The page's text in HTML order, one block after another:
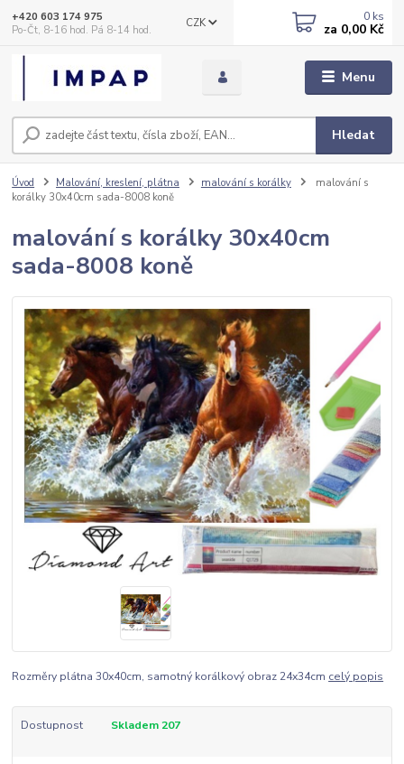
Menu
CZK
Hledat
+420 603 174 975
Po-Čt, 8-16 hod. Pá 8-14 hod.
0 ks
za 0,00 Kč
Úvod Malování, kreslení, plátna malování s korálky
malování s
korálky 30x40cm sada-8008 koně
malování s korálky 30x40cm
sada-8008 koně
Rozměry plátna 30x40cm, samotný korálkový obraz 24x34cm celý popis
Dostupnost Skladem 207